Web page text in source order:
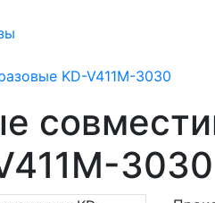
KD-V411M-3030
3030